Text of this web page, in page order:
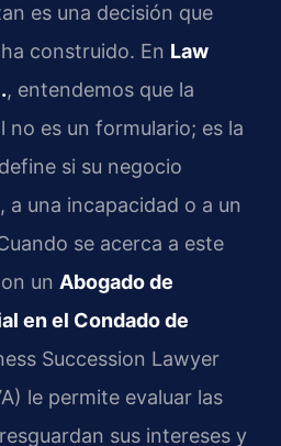
es una decisión que
construido. En Law
, entendemos que la
no es un formulario; es la
si su negocio
a una incapacidad o a un
se acerca a este
un Abogado de
en el Condado de
Succession Lawyer
le permite evaluar las
sus intereses y